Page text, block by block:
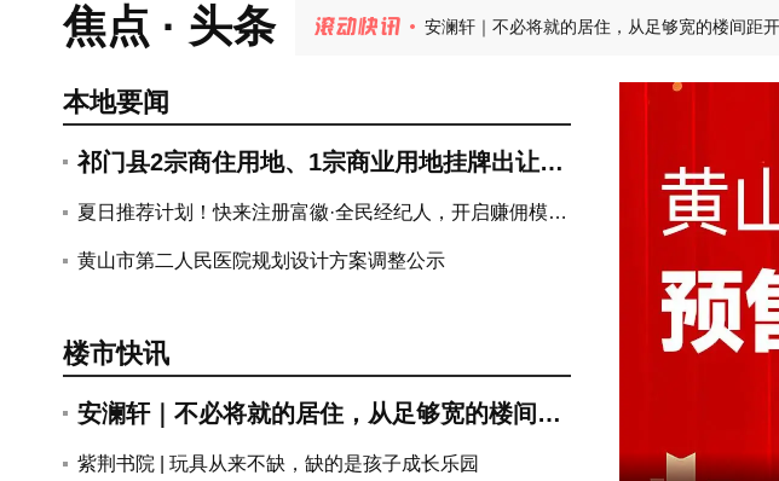
焦点 · 头条
紫荆书院 | 玩具从来不缺，缺的是孩子成长乐园
本地要闻
祁门县2宗商住用地、1宗商业用地挂牌出让，
总出让面积29.83亩
夏日推荐计划！快来注册富徽·全民经纪人，开启赚佣模
黄山市第二人民医院规划设计方案调整公示
楼市快讯
安澜轩｜不必将就的居住，从足够宽的楼间距
开始
紫荆书院 | 玩具从来不缺，缺的是孩子成长乐园